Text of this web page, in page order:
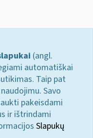
(angl.
automatiškai
Taip pat
Savo
pakeisdami
ir ištrindami
Slapukų